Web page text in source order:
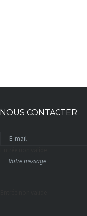
NOUS CONTACTER